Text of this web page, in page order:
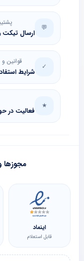
💬 ارسال
✓
قوانین
شرایط
★ فعالیت در
مجوزها
اینماد
قابل استعلام